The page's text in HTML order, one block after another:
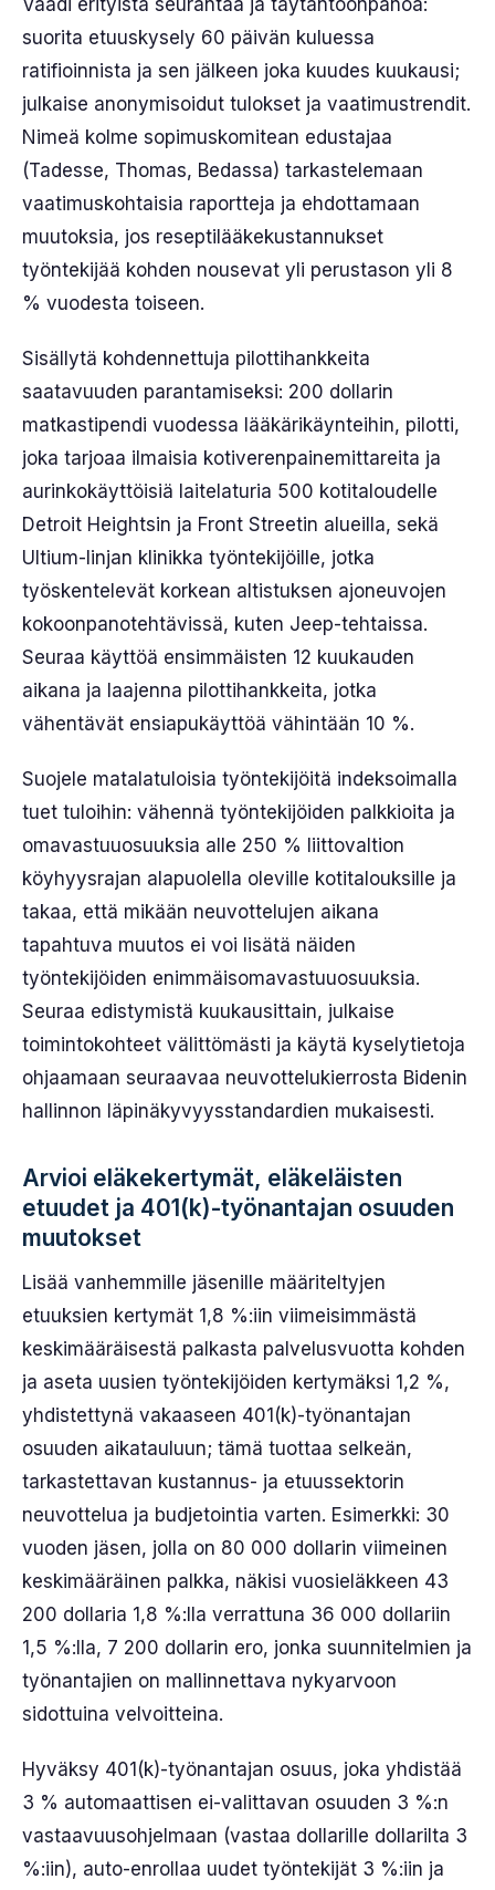
Vaadi erityistä seurantaa ja täytäntöönpanoa:
suorita etuuskysely 60 päivän kuluessa
ratifioinnista ja sen jälkeen joka kuudes kuukausi;
julkaise anonymisoidut tulokset ja vaatimustrendit.
Nimeä kolme sopimuskomitean edustajaa
(Tadesse, Thomas, Bedassa) tarkastelemaan
vaatimuskohtaisia raportteja ja ehdottamaan
muutoksia, jos reseptilääkekustannukset
työntekijää kohden nousevat yli perustason yli 8
% vuodesta toiseen.
Sisällytä kohdennettuja pilottihankkeita
saatavuuden parantamiseksi: 200 dollarin
matkastipendi vuodessa lääkärikäynteihin, pilotti,
joka tarjoaa ilmaisia kotiverenpainemittareita ja
aurinkokäyttöisiä laitelaturia 500 kotitaloudelle
Detroit Heightsin ja Front Streetin alueilla, sekä
Ultium-linjan klinikka työntekijöille, jotka
työskentelevät korkean altistuksen ajoneuvojen
kokoonpanotehtävissä, kuten Jeep-tehtaissa.
Seuraa käyttöä ensimmäisten 12 kuukauden
aikana ja laajenna pilottihankkeita, jotka
vähentävät ensiapukäyttöä vähintään 10 %.
Suojele matalatuloisia työntekijöitä indeksoimalla
tuet tuloihin: vähennä työntekijöiden palkkioita ja
omavastuuosuuksia alle 250 % liittovaltion
köyhyysrajan alapuolella oleville kotitalouksille ja
takaa, että mikään neuvottelujen aikana
tapahtuva muutos ei voi lisätä näiden
työntekijöiden enimmäisomavastuuosuuksia.
Seuraa edistymistä kuukausittain, julkaise
toimintokohteet välittömästi ja käytä kyselytietoja
ohjaamaan seuraavaa neuvottelukierrosta Bidenin
hallinnon läpinäkyvyysstandardien mukaisesti.
Arvioi eläkekertymät, eläkeläisten
etuudet ja 401(k)-työnantajan osuuden
muutokset
Lisää vanhemmille jäsenille määriteltyjen
etuuksien kertymät 1,8 %:iin viimeisimmästä
keskimääräisestä palkasta palvelusvuotta kohden
ja aseta uusien työntekijöiden kertymäksi 1,2 %,
yhdistettynä vakaaseen 401(k)-työnantajan
osuuden aikatauluun; tämä tuottaa selkeän,
tarkastettavan kustannus- ja etuussektorin
neuvottelua ja budjetointia varten. Esimerkki: 30
vuoden jäsen, jolla on 80 000 dollarin viimeinen
keskimääräinen palkka, näkisi vuosieläkkeen 43
200 dollaria 1,8 %:lla verrattuna 36 000 dollariin
1,5 %:lla, 7 200 dollarin ero, jonka suunnitelmien ja
työnantajien on mallinnettava nykyarvoon
sidottuina velvoitteina.
Hyväksy 401(k)-työnantajan osuus, joka yhdistää
3 % automaattisen ei-valittavan osuuden 3 %:n
vastaavuusohjelmaan (vastaa dollarille dollarilta 3
%:iin), auto-enrollaa uudet työntekijät 3 %:iin ja